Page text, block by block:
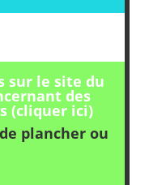
sur le site du
des
(cliquer ici)
plancher ou